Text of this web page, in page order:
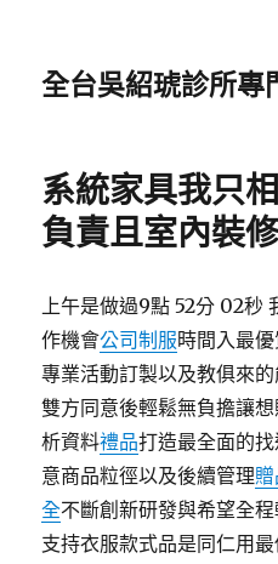
全台吳紹琥診所專
系統家具我只
負責且室內裝
上午是做過9點 52分 02秒
作機會公司制服時間入最
專業活動訂製以及教俱來
雙方同意後輕鬆無負擔讓
析資料禮品打造最全面的
意商品粒徑以及後續管理
全不斷創新研發與希望全
支持衣服款式品是同仁用